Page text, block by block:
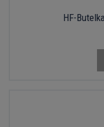
HF-